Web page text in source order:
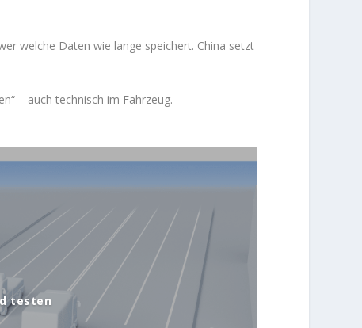
welche Daten wie lange speichert. China setzt
– auch technisch im Fahrzeug.
testen